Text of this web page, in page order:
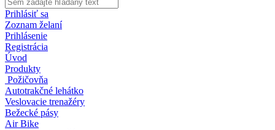
Prihlásiť sa
Zoznam želaní
Prihlásenie
Registrácia
Úvod
Produkty
Požičovňa
Autotrakčné lehátko
Veslovacie trenažéry
Bežecké pásy
Air Bike